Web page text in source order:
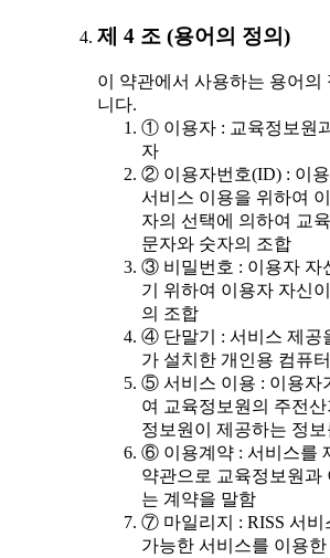
제 4 조 (용어의 정의)
이 약관에서 사용하는 용어의
니다.
① 이용자 : 교육정보원
자
② 이용자번호(ID) : 이
서비스 이용을 위하여
자의 선택에 의하여 교
문자와 숫자의 조합
③ 비밀번호 : 이용자 자
기 위하여 이용자 자신
의 조합
④ 단말기 : 서비스 제공
가 설치한 개인용 컴퓨
⑤ 서비스 이용 : 이용자
여 교육정보원의 주전
정보원이 제공하는 정
⑥ 이용계약 : 서비스를
약관으로 교육정보원과
는 계약을 말함
⑦ 마일리지 : RISS 서비
가능한 서비스를 이용